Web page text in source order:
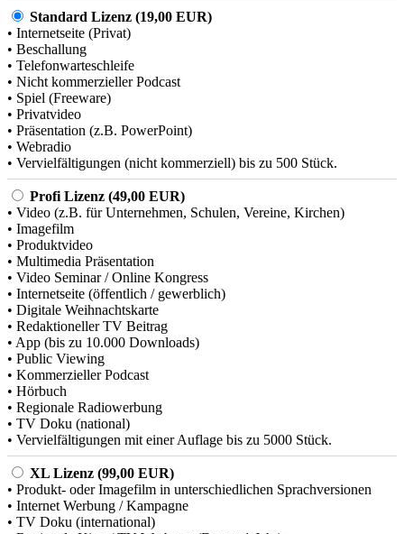
Standard Lizenz (19,00 EUR)
• Internetseite (Privat)
• Beschallung
• Telefonwarteschleife
• Nicht kommerzieller Podcast
• Spiel (Freeware)
• Privatvideo
• Präsentation (z.B. PowerPoint)
• Webradio
• Vervielfältigungen (nicht kommerziell) bis zu 500 Stück.
Profi Lizenz (49,00 EUR)
• Video (z.B. für Unternehmen, Schulen, Vereine, Kirchen)
• Imagefilm
• Produktvideo
• Multimedia Präsentation
• Video Seminar / Online Kongress
• Internetseite (öffentlich / gewerblich)
• Digitale Weihnachtskarte
• Redaktioneller TV Beitrag
• App (bis zu 10.000 Downloads)
• Public Viewing
• Kommerzieller Podcast
• Hörbuch
• Regionale Radiowerbung
• TV Doku (national)
• Vervielfältigungen mit einer Auflage bis zu 5000 Stück.
XL Lizenz (99,00 EUR)
• Produkt- oder Imagefilm in unterschiedlichen Sprachversionen
• Internet Werbung / Kampagne
• TV Doku (international)